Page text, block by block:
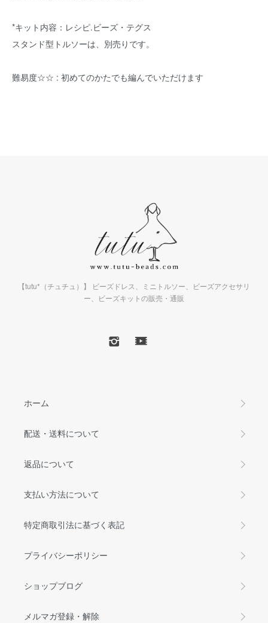
*キット内容：レシピ.ビーズ・テグス
スタンド型トルソーは、別売りです。
難易度☆☆ : 初めてのかたでも編んでいただけます
【tutu*（チュチュ）】 ビーズドレス、ミニトルソー、ビーズアクセサリ
ー、ビーズキットの販売・通販
ホーム
配送・送料について
返品について
支払い方法について
特定商取引法に基づく表記
プライバシーポリシー
ショップブログ
メルマガ登録・解除